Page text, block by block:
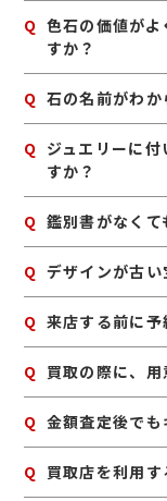
筑豊電鉄『感
黒崎駅)発の行
に曲がり、レ
のお隣です。
A 宝石は、鑑別
にお持ちいた
として保管さ
ず、購入時に
Q 色石の価値が
すか？
A はい、査定可
Q 石の名前がわか
A はい、大丈夫
も問題ありま
がら査定いたし
Q ジュエリーに
すか？
A はい、ジュエ
Q 鑑別書がなくて
A はい、鑑別書
Q デザインが古い
A はい、古いデ
Q 来店する前に予
A 予約は必要あ
すとスムーズ
Q 買取の際に、
A はい。身分証
Q 金額査定後で
A お値段にご満
Q 買取店を利用す